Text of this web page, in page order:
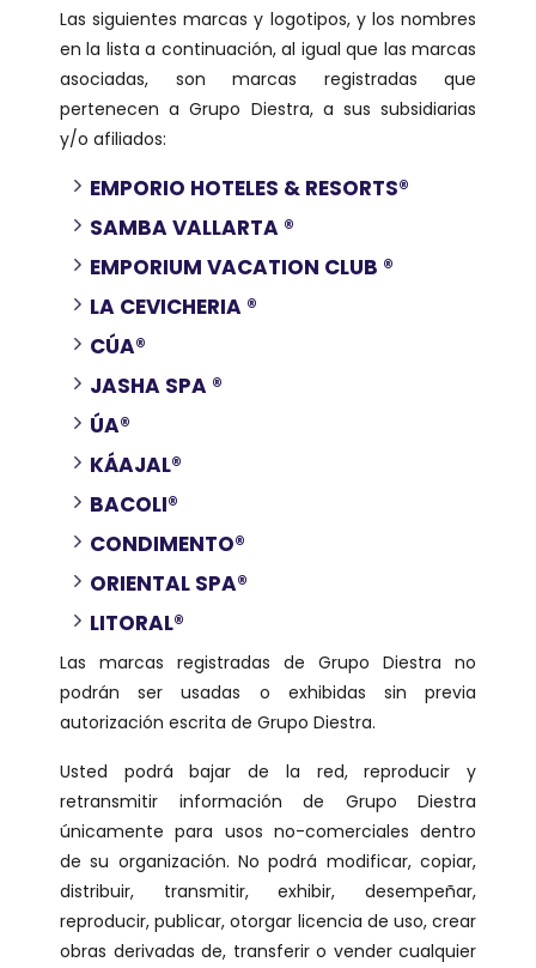
Las siguientes marcas y logotipos, y los nombres
en la lista a continuación, al igual que las marcas
asociadas, son marcas registradas que
pertenecen a Grupo Diestra, a sus subsidiarias
y/o afiliados:
EMPORIO HOTELES & RESORTS®
SAMBA VALLARTA ®
EMPORIUM VACATION CLUB ®
LA CEVICHERIA ®
CÚA®
JASHA SPA ®
ÚA®
KÁAJAL®
BACOLI®
CONDIMENTO®
ORIENTAL SPA®
LITORAL®
Las marcas registradas de Grupo Diestra no
podrán ser usadas o exhibidas sin previa
autorización escrita de Grupo Diestra.
Usted podrá bajar de la red, reproducir y
retransmitir información de Grupo Diestra
únicamente para usos no-comerciales dentro
de su organización. No podrá modificar, copiar,
distribuir, transmitir, exhibir, desempeñar,
reproducir, publicar, otorgar licencia de uso, crear
obras derivadas de, transferir o vender cualquier